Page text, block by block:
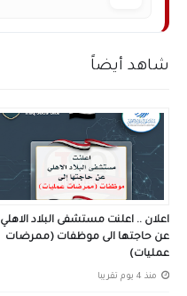
شاهد أيضاً
اعلان .. اعلنت مستشفى البلاد الاهلي
عن حاجتها الى موظفات (ممرضات
عمليات)
منذ 4 يوم تقريبا